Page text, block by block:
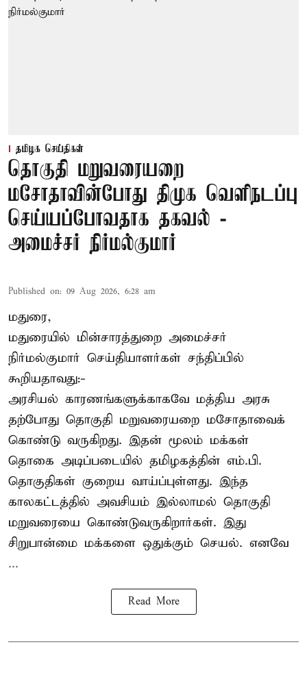
தமிழக செய்திகள்
தொகுதி மறுவரையறை
மசோதாவின்போது திமுக வெளிநடப்பு
செய்யப்போவதாக தகவல் -
அமைச்சர் நிர்மல்குமார்
Published on: 09 Aug 2026, 6:28 am
மதுரை,
மதுரையில் மின்சாரத்துறை அமைச்சர்
நிர்மல்குமார் செய்தியாளர்கள் சந்திப்பில்
கூறியதாவது:-
அரசியல் காரணங்களுக்காகவே மத்திய அரசு
தற்போது தொகுதி மறுவரையறை மசோதாவைக்
கொண்டு வருகிறது. இதன் மூலம் மக்கள்
தொகை அடிப்படையில் தமிழகத்தின் எம்.பி.
தொகுதிகள் குறைய வாய்ப்புள்ளது. இந்த
காலகட்டத்தில் அவசியம் இல்லாமல் தொகுதி
மறுவரையை கொண்டுவருகிறார்கள். இது
சிறுபான்மை மக்களை ஒதுக்கும் செயல். எனவே
...
Read More